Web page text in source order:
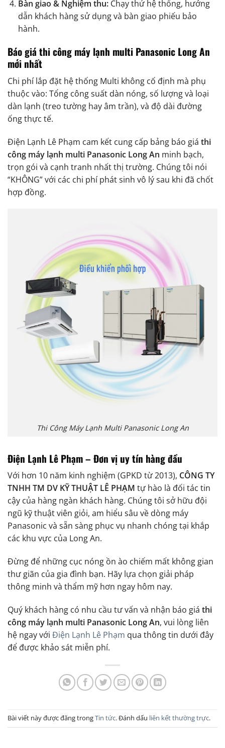
Bàn giao & Nghiệm thu:Chạy thử hệ thống, hướng
dẫn khách hàng sử dụng và bàn giao phiếu bảo
hành.
Báo giá thi công máy lạnh multi Panasonic Long An
mới nhất
Chi phí lắp đặt hệ thống Multi không cố định mà phụ
thuộc vào: Tổng công suất dàn nóng, số lượng và loại
dàn lạnh (treo tường hay âm trần), và độ dài đường
ống thực tế.
Điện Lạnh Lê Phạm cam kết cung cấp bảng báo giá thi
công máy lạnh multi Panasonic Long An minh bạch,
trọn gói và cạnh tranh nhất thị trường. Chúng tôi nói
“KHÔNG” với các chi phí phát sinh vô lý sau khi đã chốt
hợp đồng.
Thi Công Máy Lạnh Multi Panasonic Long An
Điện Lạnh Lê Phạm – Đơn vị uy tín hàng đầu
Với hơn 10 năm kinh nghiệm (GPKD từ 2013), CÔNG TY
TNHH TM DV KỸ THUẬT LÊ PHẠM tự hào là đối tác tin
cậy của hàng ngàn khách hàng. Chúng tôi sở hữu đội
ngũ kỹ thuật viên giỏi, am hiểu sâu về dòng máy
Panasonic và sẵn sàng phục vụ nhanh chóng tại khắp
các khu vực của Long An.
Đừng để những cục nóng ồn ào chiếm mất không gian
thư giãn của gia đình bạn. Hãy lựa chọn giải pháp
thông minh và thẩm mỹ hơn ngay hôm nay.
Quý khách hàng có nhu cầu tư vấn và nhận báo giá thi
công máy lạnh multi Panasonic Long An, vui lòng liên
hệ ngay với Điện Lạnh Lê Phạm qua thông tin dưới đây
để được khảo sát miễn phí.
Bài viết này được đăng trongTin tức. Đánh dấu liên kết thường trực.